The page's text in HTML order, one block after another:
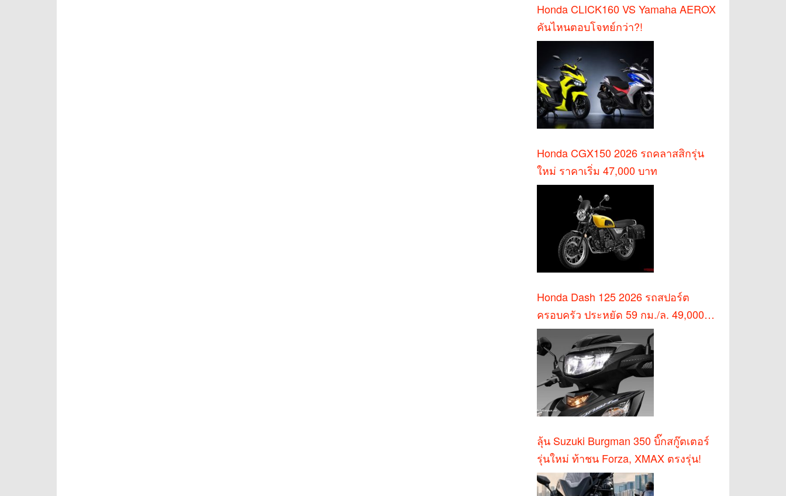
Honda CLICK160 VS Yamaha AEROX
คันไหนตอบโจทย์กว่า?!
Honda CGX150 2026 รถคลาสสิกรุ่น
ใหม่ ราคาเริ่ม 47,000 บาท
Honda Dash 125 2026 รถสปอร์ต
ครอบครัว ประหยัด 59 กม./ล. 49,000
บาท
ลุ้น Suzuki Burgman 350 บิ๊กสกู๊ตเตอร์
รุ่นใหม่ ท้าชน Forza, XMAX ตรงรุ่น!